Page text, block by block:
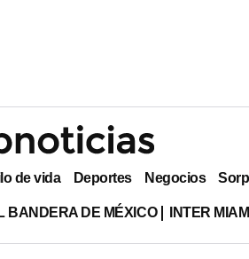
de vida Deportes Negocios
BANDERA DE MÉXICO INTER